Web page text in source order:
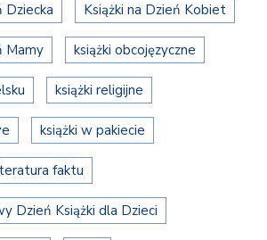
Dziecka Książki na Dzień Kobiet
Mamy książki obcojęzyczne
książki religijne
książki w pakiecie
faktu
Dzień Książki dla Dzieci